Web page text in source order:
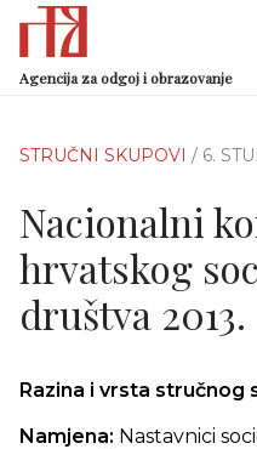
Agencija za odgoj i obrazovanje
STRUČNI SKUPOVI / 6.
Nacionalni
hrvatskog
društva 2013.
Razina i vrsta stručnog
Namjena: Nastavnici